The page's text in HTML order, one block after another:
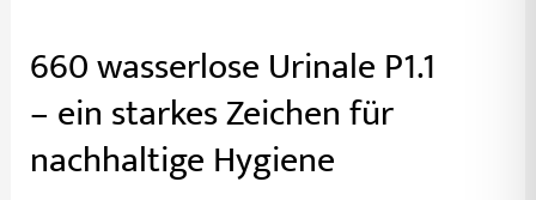
660 wasserlose Urinale P1.1
– ein starkes Zeichen für
nachhaltige Hygiene